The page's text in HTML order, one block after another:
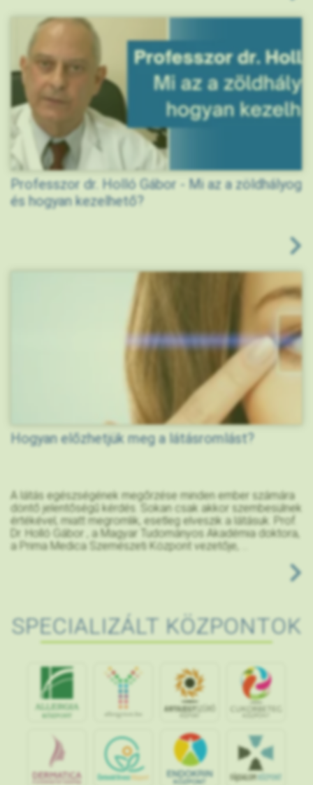
Professzor dr. Holló Gábor - Mi az a zöldhályog
és hogyan kezelhető?
Hogyan előzhetjük meg a látásromlást?
A látás egészségének megőrzése minden ember számára
döntő jelentőségű kérdés. Sokan csak akkor szembesülnek
értékével, miatt megromlik, esetleg elveszik a látásuk. Prof.
Dr. Holló Gábor , a Magyar Tudományos Akadémia doktora,
a Prima Medica Szemészeti Központ vezetője, ...
SPECIALIZÁLT KÖZPONTOK